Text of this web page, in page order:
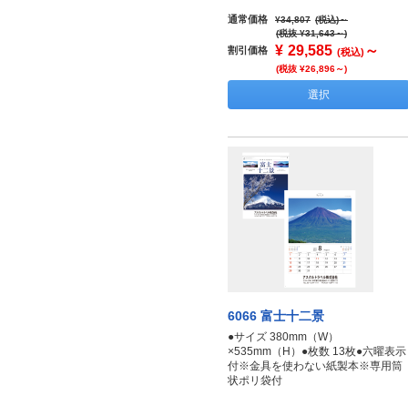
通常価格 ¥34,807 (税込)～
(税抜 ¥31,643～)
割引価格 ¥ 29,585 (税込) ～
(税抜 ¥26,896～)
選択
6066 富士十二景
●サイズ 380mm（W）
×535mm（H）●枚数 13枚●六曜表示
付※金具を使わない紙製本※専用筒
状ポリ袋付